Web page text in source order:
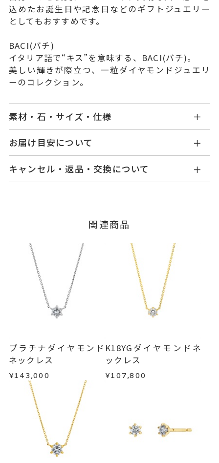
込めたお誕生日や記念日などのギフトジュエリー
としてもおすすめです。
BACI(バチ)
イタリア語で“キス”を意味する、BACI(バチ)。
美しい輝きが際立つ、一粒ダイヤモンドジュエリ
ーのコレクション。
素材・石・サイズ・仕様
品番
GL2521N020WDYG
素材
K18イエローゴールド
石
ダイヤモンド0.20ct
チェーン全長(取り外し不可) 43c
※スライドアジャスター
トップ 縦：約4.9mm 横：約4.4
mm 厚さ：約2.6mm
カテゴリー
ダイヤモンドネックレス
一粒ダイヤモンドネックレス
お届け目安について
せ。
ご注文およびご入金確認後、以下の日程にて発送
■お届け目安が「3営業日以内に発送」の商品
例：金曜日17時までのご注文→翌週火曜日までに
発送いたします。
■お届け目安が「約1ヶ月半以内～」の商品
ご注文いただいてから在庫状況を確認いたしま
・在庫のご用意ができる場合： 約1週間～1ヶ月以
内を目安に発送いたします。
・受注生産となる場合： 商品ページに記載のある
目安日数を頂戴し、一から製作いたします。
※お急ぎの方はご注文前にお問い合わせくださ
い。事前に現在の納期状況を確認いたします。
お届け予定日はご注文から2営業日以内にメールに
キャンセル・返品・交換について
ージの購入履歴一覧よりご注文状況をご確認いた
ご注文状況が「注文済み」の場合に限り、キャ
ンセルを承ります。
メンバーシップ未登録のお客さまは、お問い合
わせフォームよりご連絡ください。
返品・交換以下の場合、商品の返品・交換・返金
は承りかねます。
・受注生産の商品
・お客さまのお手元で傷や汚れが発生した商品
・到着後ご連絡無く7日以上経過した商品
・刻印をお入れした商品
・販売期間が限定されている商品
・過度な交換・返品を繰り返している場合
商品の品質には万全を期しておりますが、万が一
不良品の場合、またはご注文のお品と異なる場合
は、早急に商品を交換させていただきます。
関連商品
プラチナダイヤモンド
ネックレス
¥143,000
K18YGダイヤモンドネ
ックレス
¥107,800